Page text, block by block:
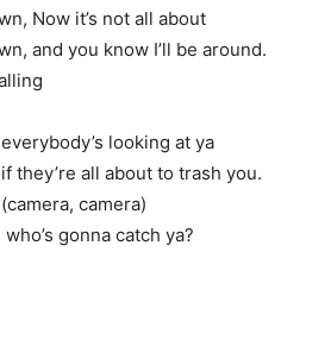
Now it’s not all about
and you know I’ll be around.
looking at ya
they’re all about to trash you.
camera)
gonna catch ya?